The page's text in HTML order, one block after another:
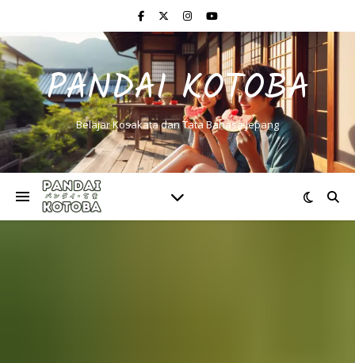
PANDAI KOTOBA
Belajar Kosakata dan Tata Bahasa Jepang